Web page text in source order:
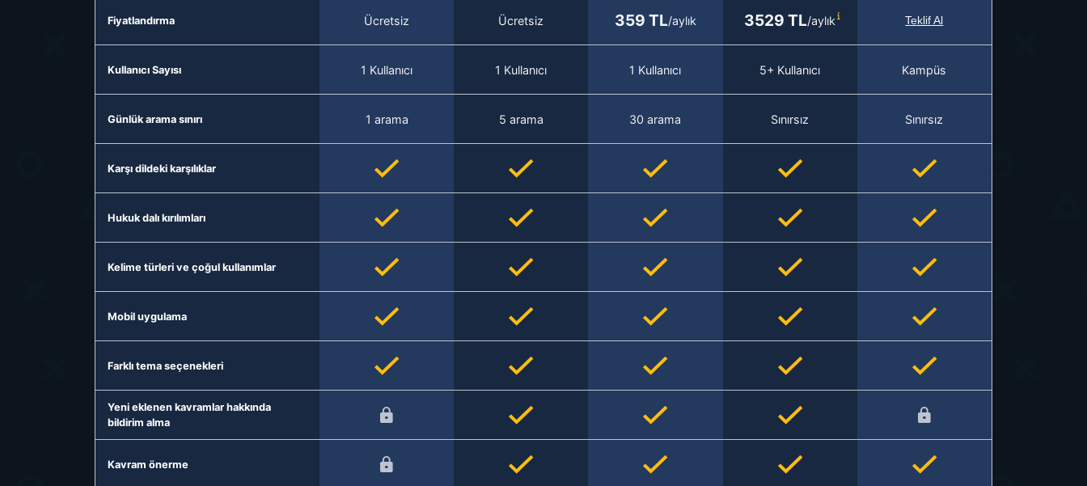
Fiyatlandırma Ücretsiz Ücretsiz 359 TL/aylık 3529 TL/aylık Teklif Al
Kullanıcı Sayısı 1 Kullanıcı 1 Kullanıcı 1 Kullanıcı 5+ Kullanıcı Kampüs
Günlük arama sınırı 1 arama 5 arama 30 arama Sınırsız Sınırsız
Karşı dildeki karşılıklar
Hukuk dalı kırılımları
Kelime türleri ve çoğul kullanımlar
Mobil uygulama
Farklı tema seçenekleri
Yeni eklenen kavramlar hakkında
bildirim alma
Kavram önerme